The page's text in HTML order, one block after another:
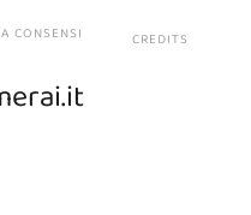
CONSENSI CREDITS